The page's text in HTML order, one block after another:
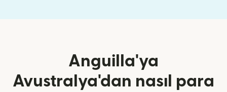
Anguilla'ya
Avustralya'dan nasıl para